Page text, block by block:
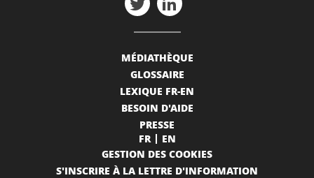
MÉDIATHÈQUE
GLOSSAIRE
LEXIQUE FR-EN
BESOIN D'AIDE
PRESSE
FR
EN
GESTION DES COOKIES
S'INSCRIRE À LA LETTRE D'INFORMATION